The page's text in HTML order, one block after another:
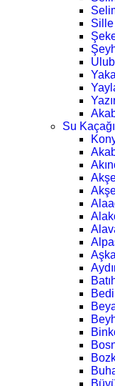
Sille
Su Kaçağı